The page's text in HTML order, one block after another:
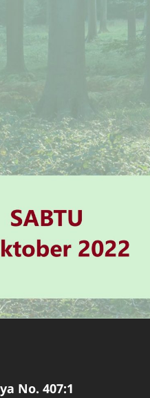
No. 407:1